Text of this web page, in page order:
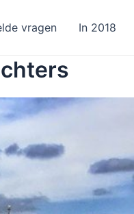
vragen In 2018